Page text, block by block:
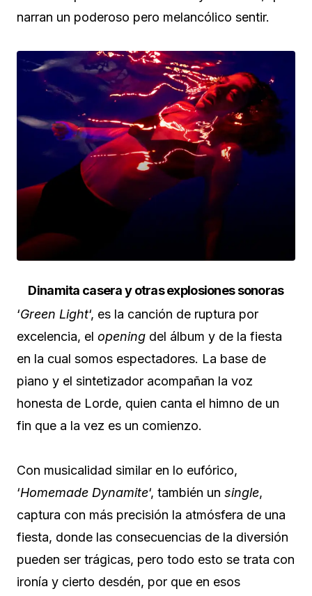
narran un poderoso pero melancólico sentir.
Dinamita casera y otras explosiones sonoras
‘Green Light‘, es la canción de ruptura por
excelencia, el opening del álbum y de la fiesta
en la cual somos espectadores. La base de
piano y el sintetizador acompañan la voz
honesta de Lorde, quien canta el himno de un
fin que a la vez es un comienzo.
Con musicalidad similar en lo eufórico,
‘Homemade Dynamite‘, también un single,
captura con más precisión la atmósfera de una
fiesta, donde las consecuencias de la diversión
pueden ser trágicas, pero todo esto se trata con
ironía y cierto desdén, por que en esos